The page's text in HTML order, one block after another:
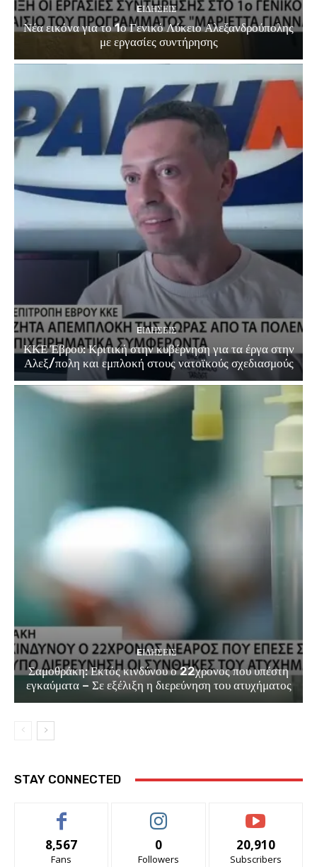
EΙΔΗΣΕΙΣ
Νέα εικόνα για το 1ο Γενικό Λύκειο Αλεξανδρούπολης
με εργασίες συντήρησης
EΙΔΗΣΕΙΣ
ΚΚΕ Έβρου: Κριτική στην κυβέρνηση για τα έργα στην
Αλεξ/πολη και εμπλοκή στους νατοϊκούς σχεδιασμούς
EΙΔΗΣΕΙΣ
Σαμοθράκη: Εκτός κινδύνου ο 22χρονος που υπέστη
εγκαύματα – Σε εξέλιξη η διερεύνηση του ατυχήματος
STAY CONNECTED
8,567
Fans
0
Followers
20,910
Subscribers